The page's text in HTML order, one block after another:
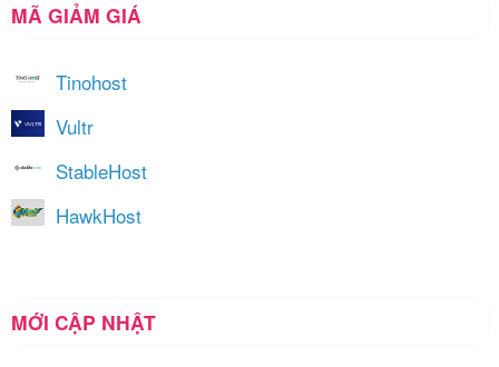
MÃ GIẢM GIÁ
Tinohost
Vultr
StableHost
HawkHost
MỚI CẬP NHẬT